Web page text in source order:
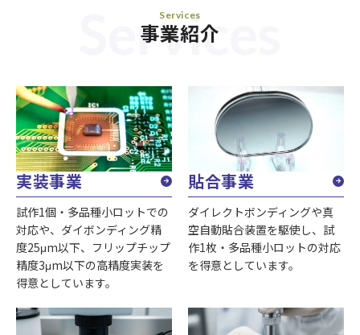
Services
Services
事業紹介
実装事業
試作1個・多品種小ロットでの
対応や、ダイボンディング精
度25μm以下、フリップチップ
精度3μm以下の高精度実装を
得意としています。
貼合事業
ダイレクトボンディングや真
空自動貼合装置を駆使し、試
作1枚・多品種小ロットの対応
を得意としています。